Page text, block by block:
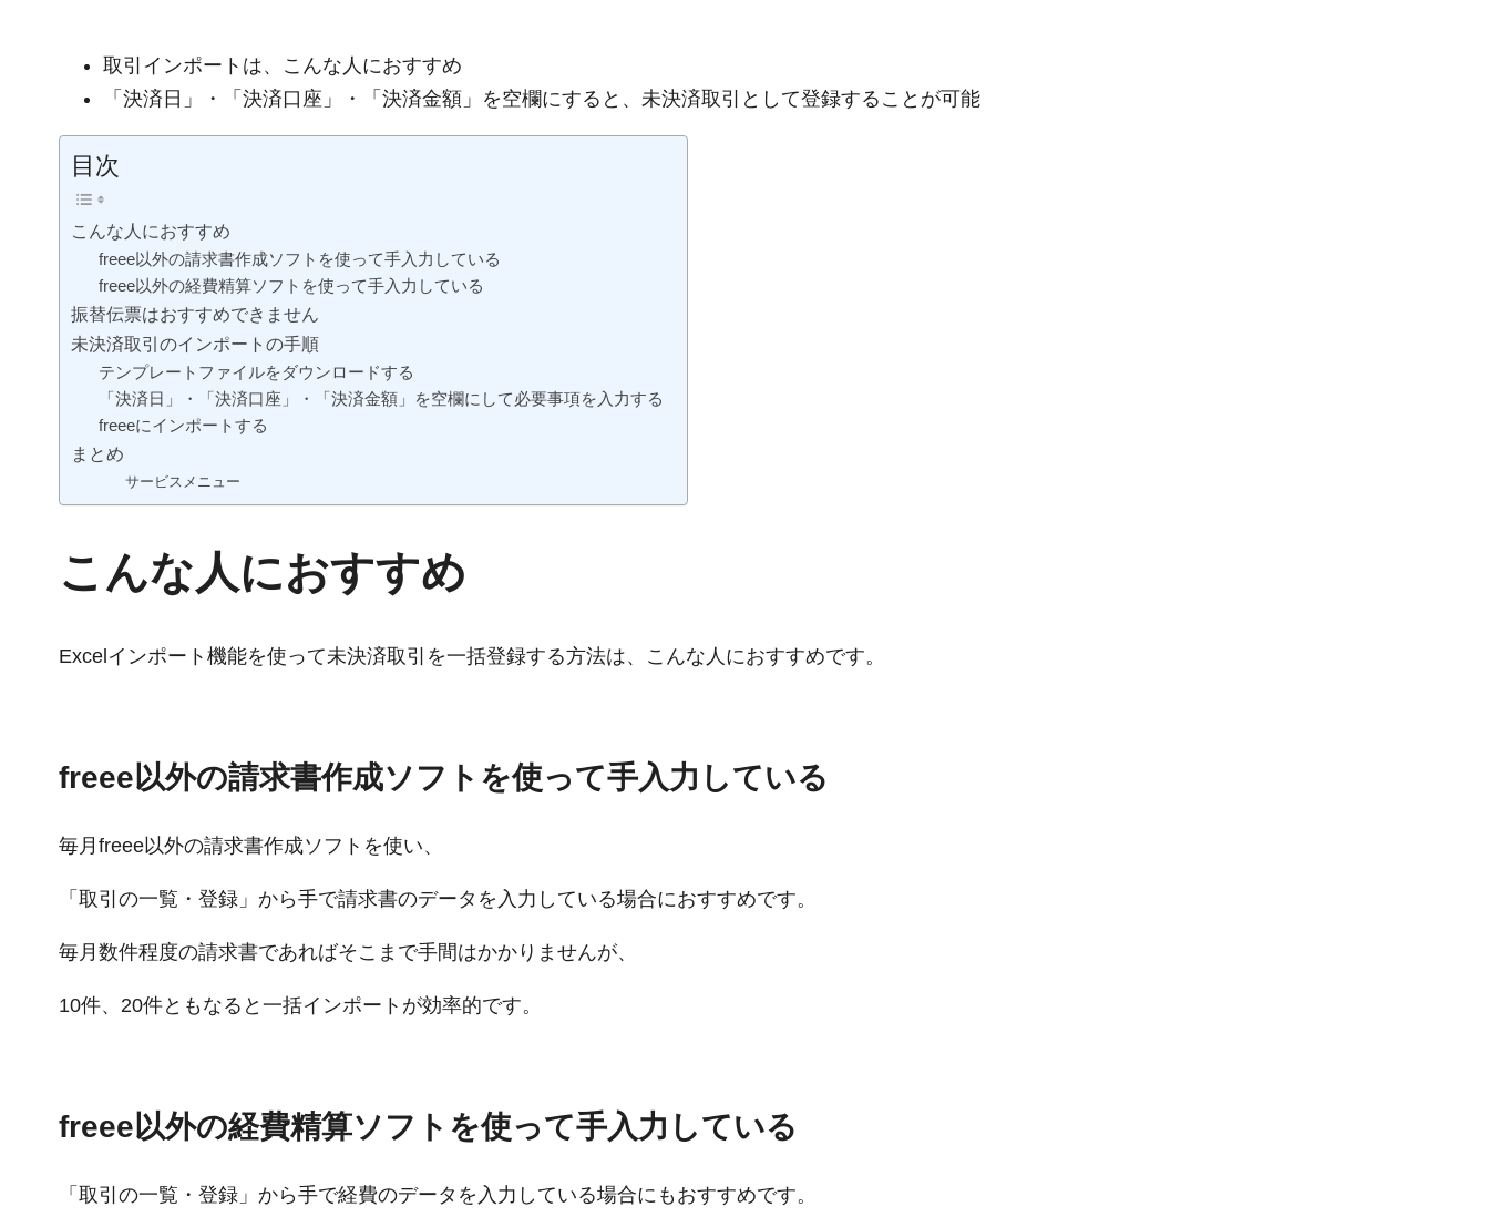
取引インポートは、こんな人におすすめ
「決済日」・「決済口座」・「決済金額」を空欄にすると、未決済取引として登録することが可能
目次
こんな人におすすめ
freee以外の請求書作成ソフトを使って手入力している
freee以外の経費精算ソフトを使って手入力している
振替伝票はおすすめできません
未決済取引のインポートの手順
テンプレートファイルをダウンロードする
「決済日」・「決済口座」・「決済金額」を空欄にして必要事項を入力する
freeeにインポートする
まとめ
サービスメニュー
こんな人におすすめ
Excelインポート機能を使って未決済取引を一括登録する方法は、こんな人におすすめです。
freee以外の請求書作成ソフトを使って手入力している
毎月freee以外の請求書作成ソフトを使い、
「取引の一覧・登録」から手で請求書のデータを入力している場合におすすめです。
毎月数件程度の請求書であればそこまで手間はかかりませんが、
10件、20件ともなると一括インポートが効率的です。
freee以外の経費精算ソフトを使って手入力している
「取引の一覧・登録」から手で経費のデータを入力している場合にもおすすめです。